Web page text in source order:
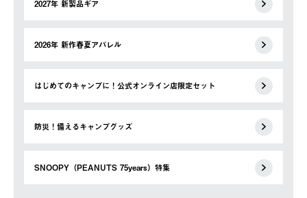
2027年 新製品ギア
2026年 新作春夏アパレル
はじめてのキャンプに！公式オンライン店限定セット
防災！備えるキャンプグッズ
SNOOPY（PEANUTS 75years）特集